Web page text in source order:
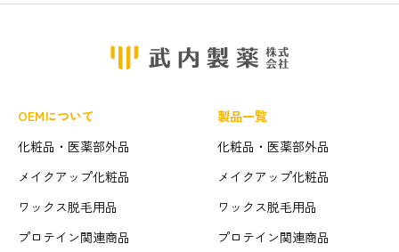
OEMについて
化粧品・医薬部外品
メイクアップ化粧品
ワックス脱毛用品
プロテイン関連商品
製品一覧
化粧品・医薬部外品
メイクアップ化粧品
ワックス脱毛用品
プロテイン関連商品